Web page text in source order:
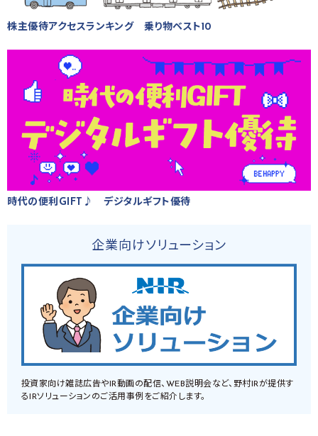
株主優待アクセスランキング 乗り物ベスト10
時代の便利GIFT♪ デジタルギフト優待
企業向けソリューション
投資家向け雑誌広告やIR動画の配信、WEB説明会など、野村IRが提供す
るIRソリューションのご活用事例をご紹介します。